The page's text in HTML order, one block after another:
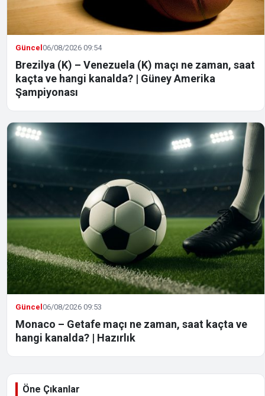
Güncel06/08/2026 09:54
Brezilya (K) – Venezuela (K) maçı ne zaman, saat
kaçta ve hangi kanalda? | Güney Amerika
Şampiyonası
Güncel06/08/2026 09:53
Monaco – Getafe maçı ne zaman, saat kaçta ve
hangi kanalda? | Hazırlık
Öne Çıkanlar